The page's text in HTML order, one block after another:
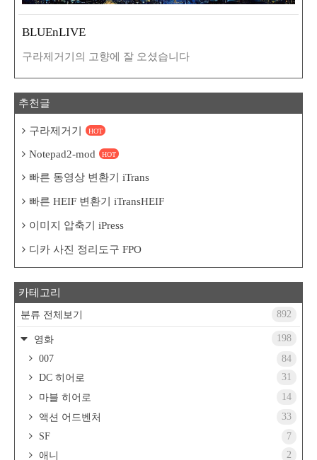
BLUEnLIVE
구라제거기의 고향에 잘 오셨습니다
추천글
구라제거기 HOT
Notepad2-mod HOT
빠른 동영상 변환기 iTrans
빠른 HEIF 변환기 iTransHEIF
이미지 압축기 iPress
디카 사진 정리도구 FPO
카테고리
분류 전체보기 892
영화
198
007
84
DC 히어로
31
마블 히어로
14
액션 어드벤처
33
SF
7
애니
2